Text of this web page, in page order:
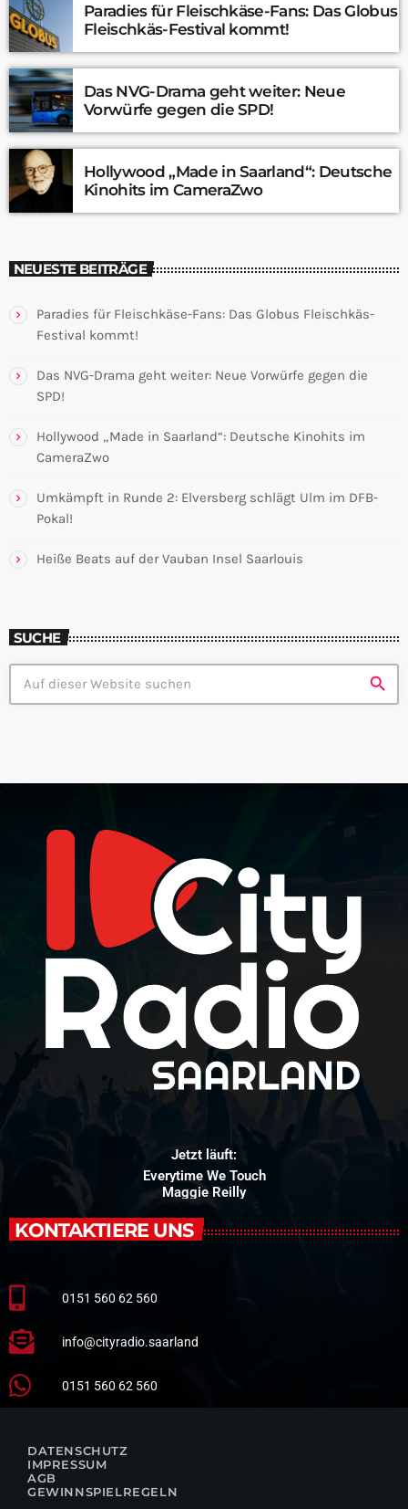
Paradies für Fleischkäse-Fans: Das Globus
Fleischkäs-Festival kommt!
Das NVG-Drama geht weiter: Neue
Vorwürfe gegen die SPD!
Hollywood „Made in Saarland“: Deutsche
Kinohits im CameraZwo
NEUESTE BEITRÄGE
Paradies für Fleischkäse-Fans: Das Globus Fleischkäs-
Festival kommt!
Das NVG-Drama geht weiter: Neue Vorwürfe gegen die
SPD!
Hollywood „Made in Saarland“: Deutsche Kinohits im
CameraZwo
Umkämpft in Runde 2: Elversberg schlägt Ulm im DFB-
Pokal!
Heiße Beats auf der Vauban Insel Saarlouis
SUCHE
search
Jetzt läuft:
Everytime We Touch
Maggie Reilly
KONTAKTIERE UNS
0151 560 62 560
info@cityradio.saarland
0151 560 62 560
DATENSCHUTZ
IMPRESSUM
AGB
GEWINNSPIELREGELN